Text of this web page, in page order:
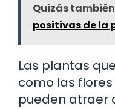
Quizás
positivas de la
Las plantas
como las
pueden atraer